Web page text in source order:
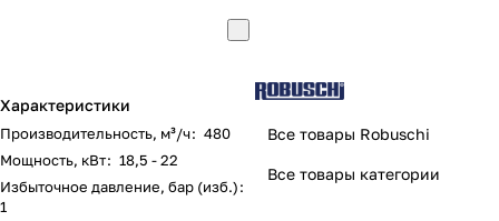
Характеристики
Производительность, м³/ч: 480
Мощность, кВт: 18,5 - 22
Избыточное давление, бар (изб.):
1
Все товары Robuschi
Все товары категории